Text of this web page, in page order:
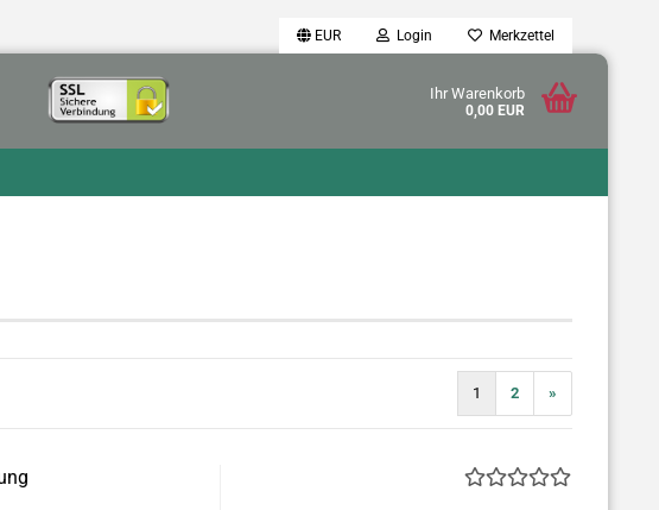
EUR Login Merkzettel
Ihr Warenkorb
0,00 EUR
1 2 »